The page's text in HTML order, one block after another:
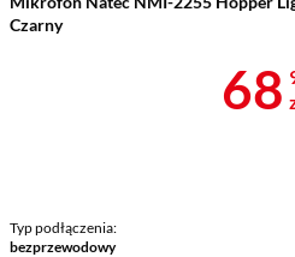
Czarny
Typ podłączenia
bezprzewodowy
68